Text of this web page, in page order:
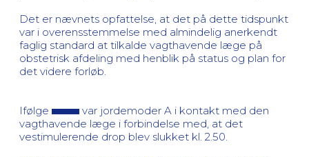
Det er nævnets opfattelse, at det på dette tidspunkt
var i overensstemmelse med almindelig anerkendt
faglig standard at tilkalde vagthavende læge på
obstetrisk afdeling med henblik på status og plan for
det videre forløb.
Ifølge
var jordemoder A i kontakt med den
vagthavende læge i forbindelse med, at det
vestimulerende drop blev slukket kl. 2.50.